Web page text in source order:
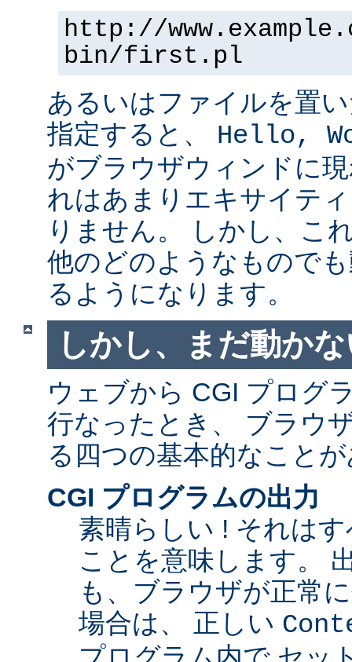
http://
bin/first.pl
あるいはファイルを置
指定すると、 Hello,
がブラウザウィンドに
れはあまりエキサイテ
りません。 しかし、こ
他のどのようなもので
るようになります。
しかし、まだ動か
ウェブから CGI プログ
行なったとき、 ブラウ
る四つの基本的なこと
CGI プログラムの出力
素晴らしい ! それは
ことを意味します。
も、ブラウザが正常
場合は、 正しい